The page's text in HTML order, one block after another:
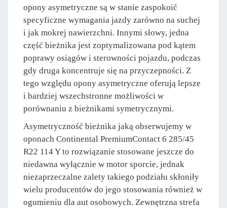
opony asymetryczne są w stanie zaspokoić
specyficzne wymagania jazdy zarówno na suchej
i jak mokrej nawierzchni. Innymi słowy, jedna
część bieżnika jest zoptymalizowana pod kątem
poprawy osiągów i sterowności pojazdu, podczas
gdy druga koncentruje się na przyczepności. Z
tego względu opony asymetryczne oferują lepsze
i bardziej wszechstronne możliwości w
porównaniu z bieżnikami symetrycznymi.
Asymetryczność bieżnika jaką obserwujemy w
oponach Continental PremiumContact 6 285/45
R22 114 Y to rozwiązanie stosowane jeszcze do
niedawna wyłącznie w motor sporcie, jednak
niezaprzeczalne zalety takiego podziału skłoniły
wielu producentów do jego stosowania również w
ogumieniu dla aut osobowych. Zewnętrzna strefa